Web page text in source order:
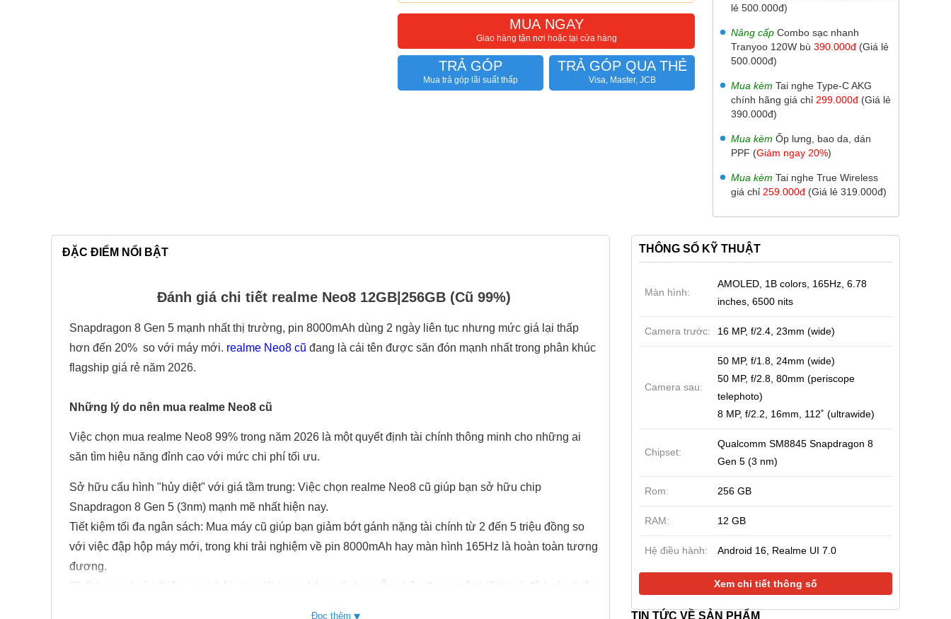
MUA NGAY
Giao hàng tận nơi hoặc tại cửa hàng
TRẢ GÓP
Mua trả góp lãi suất thấp
TRẢ GÓP QUA THẺ
Visa, Master, JCB
lẻ 500.000đ)
Nâng cấp Combo sạc nhanh
Tranyoo 120W bù 390.000đ (Giá lẻ
500.000đ)
Mua kèm Tai nghe Type-C AKG
chính hãng giá chỉ 299.000đ (Giá lẻ
390.000đ)
Mua kèm Ốp lưng, bao da, dán
PPF (Giảm ngay 20%)
Mua kèm Tai nghe True Wireless
giá chỉ 259.000đ (Giá lẻ 319.000đ)
ĐẶC ĐIỂM NỔI BẬT
Đánh giá chi tiết realme Neo8 12GB|256GB (Cũ 99%)
Snapdragon 8 Gen 5 mạnh nhất thị trường, pin 8000mAh dùng 2 ngày liên tục nhưng mức giá lại thấp
hơn đến 20% so với máy mới. realme Neo8 cũ đang là cái tên được săn đón mạnh nhất trong phân khúc
flagship giá rẻ năm 2026.
Những lý do nên mua realme Neo8 cũ
Việc chọn mua realme Neo8 99% trong năm 2026 là một quyết định tài chính thông minh cho những ai
săn tìm hiệu năng đỉnh cao với mức chi phí tối ưu.
Sở hữu cấu hình "hủy diệt" với giá tầm trung: Việc chọn realme Neo8 cũ giúp bạn sở hữu chip
Snapdragon 8 Gen 5 (3nm) mạnh mẽ nhất hiện nay.
Tiết kiệm tối đa ngân sách: Mua máy cũ giúp bạn giảm bớt gánh nặng tài chính từ 2 đến 5 triệu đồng so
với việc đập hộp máy mới, trong khi trải nghiệm về pin 8000mAh hay màn hình 165Hz là hoàn toàn tương
đương.
Chất lượng hoàn thiện vượt thời gian: Khi mua hàng cũ, bạn vẫn nhận được một thiết bị có độ hoàn thiện
Đọc thêm ▾
THÔNG SỐ KỸ THUẬT
Màn hình:
AMOLED, 1B colors, 165Hz, 6.78
inches, 6500 nits
Camera trước: 16 MP, f/2.4, 23mm (wide)
Camera sau:
50 MP, f/1.8, 24mm (wide)
50 MP, f/2.8, 80mm (periscope
telephoto)
8 MP, f/2.2, 16mm, 112˚ (ultrawide)
Chipset:
Qualcomm SM8845 Snapdragon 8
Gen 5 (3 nm)
Rom: 256 GB
RAM: 12 GB
Hệ điều hành: Android 16, Realme UI 7.0
Xem chi tiết thông số
TIN TỨC VỀ SẢN PHẨM